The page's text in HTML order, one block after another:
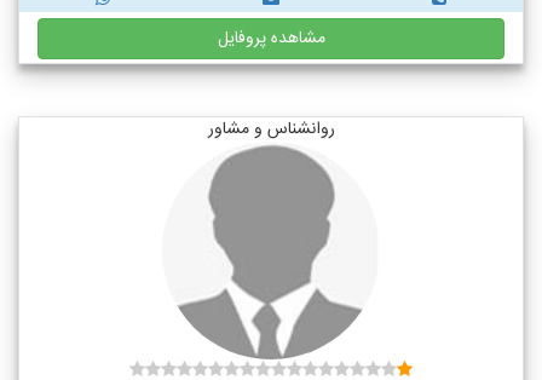
مشاهده پروفایل
روانشناس و مشاور